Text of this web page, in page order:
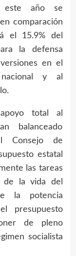
este año se
comparación
el 15.9% del
la defensa
en el
y al
total al
balanceado
Consejo de
estatal
las tareas
la vida del
la potencia
presupuesto
de pleno
socialista